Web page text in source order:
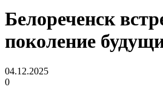
Белореченск
поколение
04.12.2025
0